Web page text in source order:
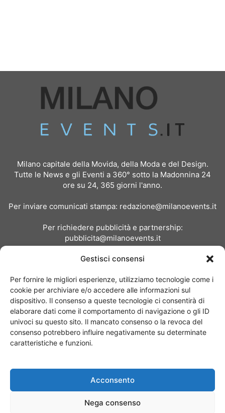
Gestisci consensi
Per fornire le migliori esperienze, utilizziamo tecnologie come i
cookie per archiviare e/o accedere alle informazioni sul
dispositivo. Il consenso a queste tecnologie ci consentirà di
elaborare dati come il comportamento di navigazione o gli ID
univoci su questo sito. Il mancato consenso o la revoca del
consenso potrebbero influire negativamente su determinate
caratteristiche e funzioni.
Acconsento
Nega consenso
Milano capitale della Movida, della Moda e del Design.
Tutte le News e gli Eventi a 360° sotto la Madonnina 24
ore su 24, 365 giorni l'anno.
Per inviare comunicati stampa: redazione@milanoevents.it
Per richiedere pubblicità e partnership:
pubblicita@milanoevents.it
Chi siamo I Nostri Clienti
© Copyright 2017 - MilanoEvents.it© managed by